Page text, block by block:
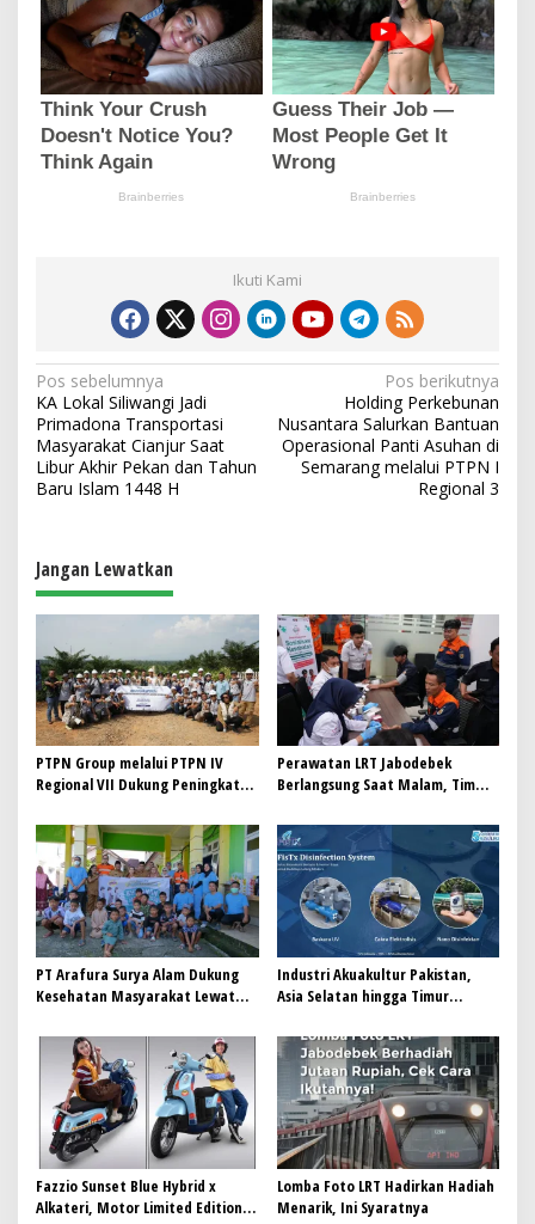
Ikuti Kami
N
a
v
i
a
s
i
p
o
s
Pos sebelumnya
KA Lokal Siliwangi Jadi
Primadona Transportasi
Masyarakat Cianjur Saat
Libur Akhir Pekan dan Tahun
Baru Islam 1448 H
Pos berikutnya
Holding Perkebunan
Nusantara Salurkan Bantuan
Operasional Panti Asuhan di
Semarang melalui PTPN I
Regional 3
Jangan Lewatkan
PTPN Group melalui PTPN IV
Regional VII Dukung Peningkatan
Perkebunan Lewat Pelatihan
Avenza Maps di Way Kanan
Perawatan LRT Jabodebek
Berlangsung Saat Malam, Tim
PT Arafura Surya Alam Dukung
Kesehatan Masyarakat Lewat
Industri Akuakultur Pakistan,
Asia Selatan hingga Timur
Terlengkap dari Indonesia
Fazzio Sunset Blue Hybrid x
Alkateri, Motor Limited Edition
Lomba Foto LRT Hadirkan Hadiah
Menarik, Ini Syaratnya